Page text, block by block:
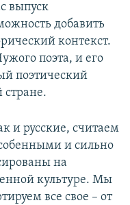
выпуск
добавить
контекст.
поэта, и его
поэтический
стране.
и русские, считаем
и сильно
на
культуре. Мы
все свое – от